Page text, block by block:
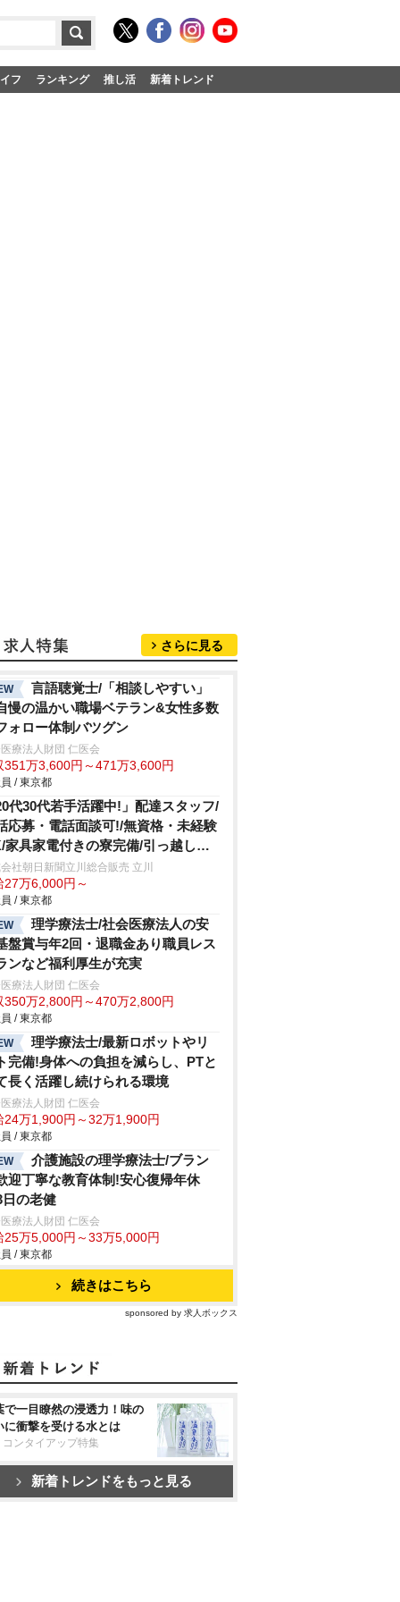
フ ランキング 推し活 新着トレンド
さらに見る
言語聴覚士/「相談しやすい」
慢の温かい職場ベテラン&女性多数
ォロー体制バツグン
療法人財団 仁医会
351万3,600円～471万3,600円
/ 東京都
代30代若手活躍中!」配達スタッフ/
応募・電話面談可!/無資格・未経験
家具家電付きの寮完備/引っ越し費
額負担
社朝日新聞立川総合販売 立川
27万6,000円～
/ 東京都
理学療法士/社会医療法人の安
盤賞与年2回・退職金あり職員レス
ンなど福利厚生が充実
療法人財団 仁医会
350万2,800円～470万2,800円
/ 東京都
理学療法士/最新ロボットやリ
完備!身体への負担を減らし、PTと
長く活躍し続けられる環境
療法人財団 仁医会
24万1,900円～32万1,900円
/ 東京都
介護施設の理学療法士/ブラン
迎丁寧な教育体制!安心復帰年休
日の老健
療法人財団 仁医会
25万5,000円～33万5,000円
/ 東京都
続きはこちら
sponsored by 求人ボックス
で一目瞭然の浸透力！味の
に衝撃を受ける水とは
コンタイアップ特集
新着トレンドをもっと見る